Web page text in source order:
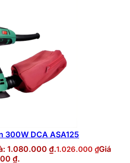
300W DCA ASA125
1.080.000 ₫.1.026.000 ₫Giá
₫.